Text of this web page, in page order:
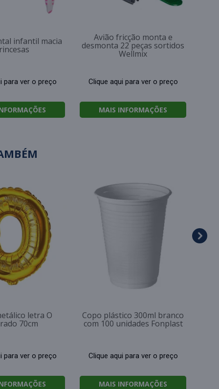
infantil macia
para ver o preço
Avião fricção monta e
desmonta 22 peças sortidos
Wellmix
Clique aqui para ver o preço
MAIS INFORMAÇÕES
letra O
70cm
para ver o preço
Copo plástico 300ml branco
com 100 unidades Fonplast
Clique aqui para ver o preço
MAIS INFORMAÇÕES